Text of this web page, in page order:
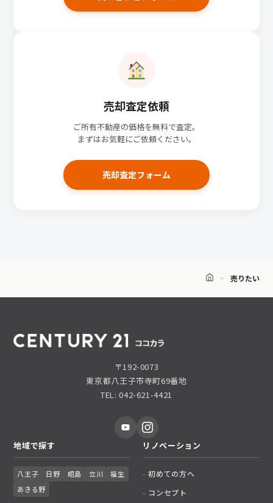
売却査定依頼
ご所有不動産の価格を無料で査定。
まずはお気軽にご依頼ください。
売却査定フォーム
売りたい
〒192-0073
東京都八王子市寺町69番地
TEL: 042-621-4421
地域で探す
八王子 日野 昭島 立川
福生
あきる野
リノベーション
初めての方へ
コンセプト